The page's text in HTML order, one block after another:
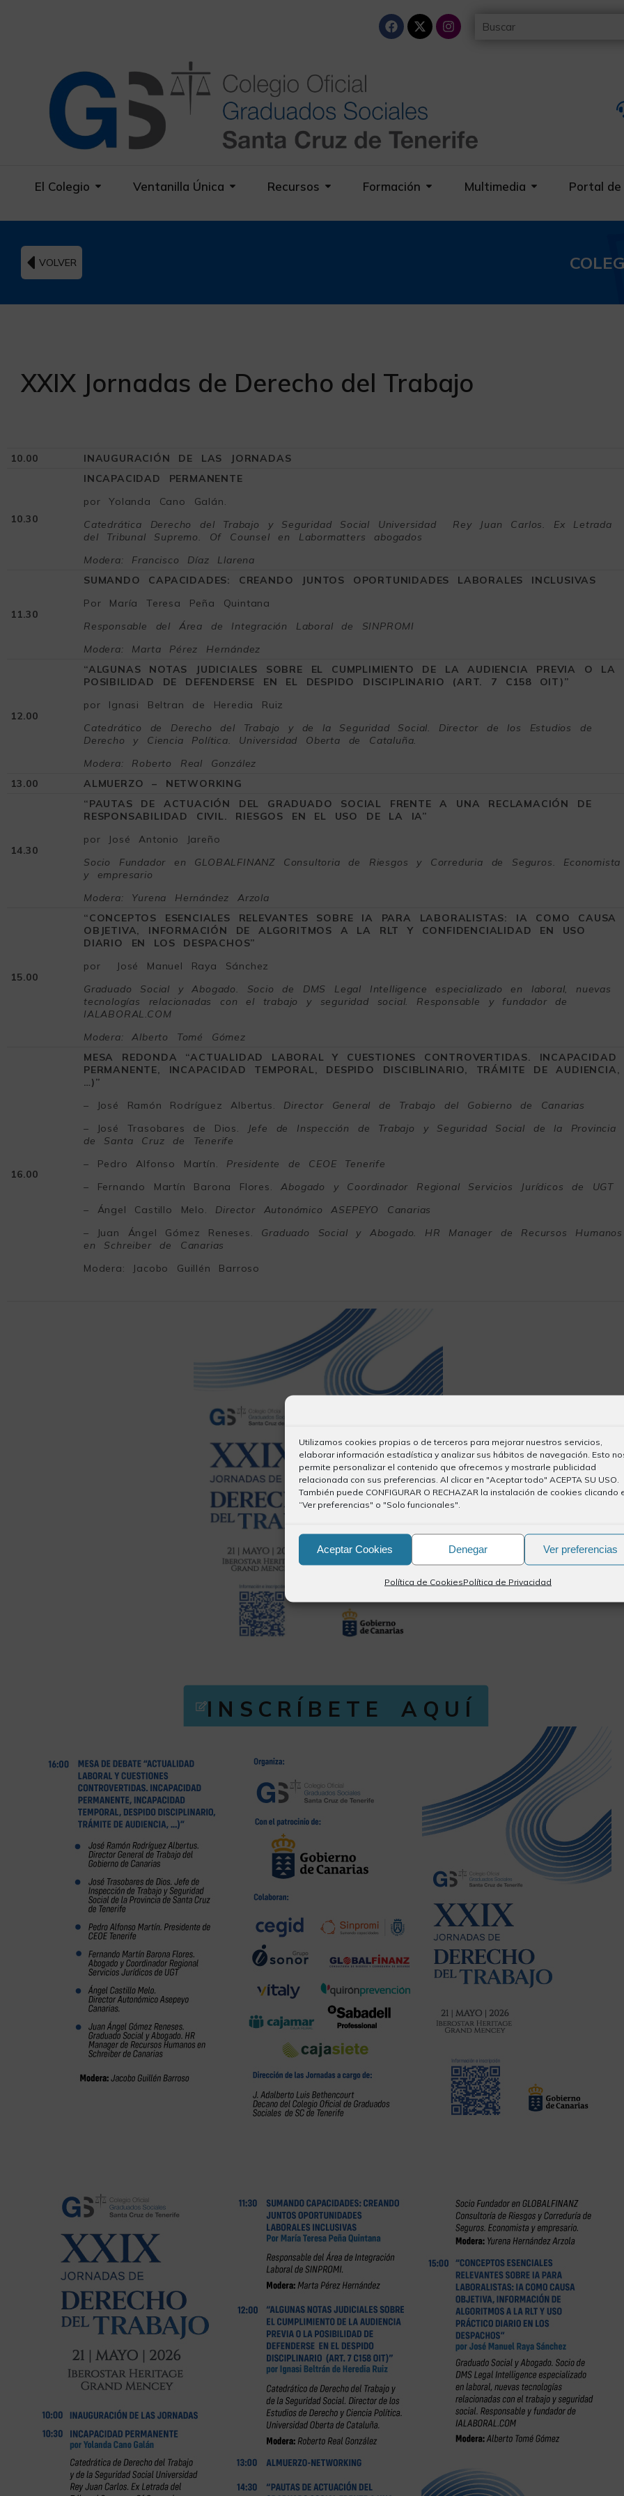
Utilizamos cookies propias o de terceros para mejorar nuestros servicios,
elaborar información estadística y analizar sus hábitos de navegación. Esto
permite personalizar el contenido que ofrecemos y mostrarle publicidad
relacionada con sus preferencias. Al clicar en "Aceptar todo" ACEPTA SU USO.
También puede CONFIGURAR O RECHAZAR la instalación de cookies clicando
“Ver preferencias" o "Solo funcionales".
Aceptar Cookies Denegar Ver preferencias
Política de CookiesPolítica de Privacidad
El Colegio Ventanilla Única Recursos Formación Multimedia Portal
VOLVER
XXIX Jornadas de Derecho del Trabajo
10.00 INAUGURACIÓN DE LAS JORNADAS
10.30
INCAPACIDAD PERMANENTE
por Yolanda Cano Galán.
Catedrática Derecho del Trabajo y Seguridad Social Universidad Rey Juan Carlos. Ex Letrada
del Tribunal Supremo. Of Counsel en Labormatters abogados
Modera: Francisco Díaz Llarena
11.30
SUMANDO CAPACIDADES: CREANDO JUNTOS OPORTUNIDADES LABORALES INCLUSIVAS
Por María Teresa Peña Quintana
Responsable del Área de Integración Laboral de SINPROMI
Modera: Marta Pérez Hernández
12.00
“ALGUNAS NOTAS JUDICIALES SOBRE EL CUMPLIMIENTO DE LA AUDIENCIA PREVIA O LA
POSIBILIDAD DE DEFENDERSE EN EL DESPIDO DISCIPLINARIO (ART. 7 C158 OIT)”
por Ignasi Beltran de Heredia Ruiz
Catedrático de Derecho del Trabajo y de la Seguridad Social. Director de los Estudios de
Derecho y Ciencia Política. Universidad Oberta de Cataluña.
Modera: Roberto Real González
13.00
ALMUERZO – NETWORKING
14.30
“PAUTAS DE ACTUACIÓN DEL GRADUADO SOCIAL FRENTE A UNA RECLAMACIÓN DE
RESPONSABILIDAD CIVIL. RIESGOS EN EL USO DE LA IA”
por José Antonio Jareño
Socio Fundador en GLOBALFINANZ Consultoria de Riesgos y Correduria de Seguros. Economista
y empresario
Modera: Yurena Hernández Arzola
15.00
“CONCEPTOS ESENCIALES RELEVANTES SOBRE IA PARA LABORALISTAS: IA COMO CAUSA
OBJETIVA, INFORMACIÓN DE ALGORITMOS A LA RLT Y CONFIDENCIALIDAD EN USO
DIARIO EN LOS DESPACHOS”
por José Manuel Raya Sánchez
Graduado Social y Abogado. Socio de DMS Legal Intelligence especializado en laboral, nuevas
tecnologías relacionadas con el trabajo y seguridad social. Responsable y fundador de
IALABORAL.COM
Modera: Alberto Tomé
Gómez
16.00
MESA REDONDA “ACTUALIDAD LABORAL Y CUESTIONES CONTROVERTIDAS. INCAPACIDAD
PERMANENTE, INCAPACIDAD TEMPORAL, DESPIDO DISCIBLINARIO, TRÁMITE DE AUDIENCIA,
…)”
– José Ramón Rodríguez Albertus. Director General de Trabajo del Gobierno de Canarias
– José Trasobares de Dios.
Jefe de Inspección de Trabajo y Seguridad Social de la Provincia
de Santa Cruz de Tenerife
– Pedro Alfonso Martín. Presidente de CEOE Tenerife
– Fernando Martín Barona Flores.Abogado y Coordinador Regional Servicios Jurídicos de UGT
– Ángel Castillo Melo. Director Autonómico ASEPEYO Canarias
– Juan Ángel Gómez Reneses. Graduado Social y Abogado. HR Manager de Recursos Humanos
en Schreiber de Canarias
Modera: Jacobo Guillén Barroso
INSCRÍBETE AQUÍ